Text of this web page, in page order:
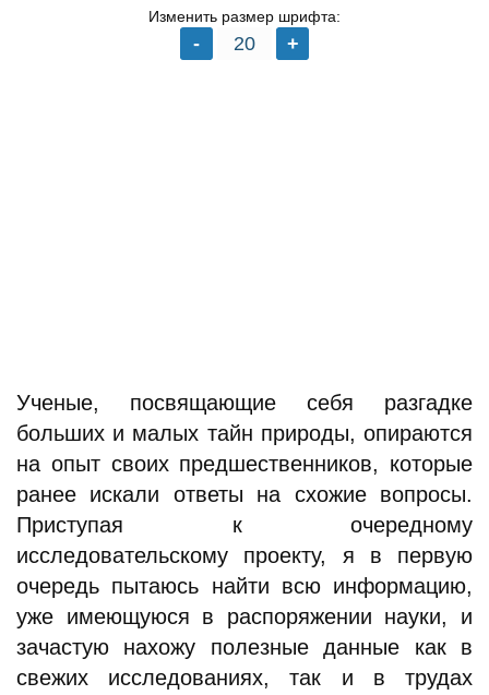
Изменить размер шрифта:
Ученые, посвящающие себя разгадке
больших и малых тайн природы, опираются
на опыт своих предшественников, которые
ранее искали ответы на схожие вопросы.
Приступая к очередному
исследовательскому проекту, я в первую
очередь пытаюсь найти всю информацию,
уже имеющуюся в распоряжении науки, и
зачастую нахожу полезные данные как в
свежих исследованиях, так и в трудах